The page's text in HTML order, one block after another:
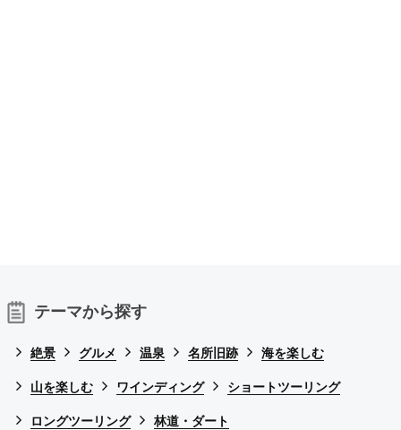
テーマから探す
絶景 グルメ 温泉 名所旧跡 海を楽しむ
山を楽しむ ワインディング ショートツーリング
ロングツーリング 林道・ダート